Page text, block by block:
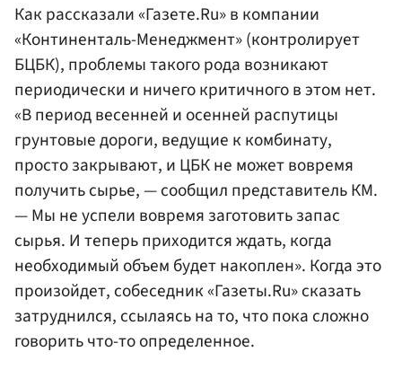
Как рассказали «Газете.Ru» в компании
«Континенталь-Менеджмент» (контролирует
БЦБК), проблемы такого рода возникают
периодически и ничего критичного в этом нет.
«В период весенней и осенней распутицы
грунтовые дороги, ведущие к комбинату,
просто закрывают, и ЦБК не может вовремя
получить сырье, — сообщил представитель КМ.
— Мы не успели вовремя заготовить запас
сырья. И теперь приходится ждать, когда
необходимый объем будет накоплен». Когда это
произойдет, собеседник «Газеты.Ru» сказать
затруднился, ссылаясь на то, что пока сложно
говорить что-то определенное.